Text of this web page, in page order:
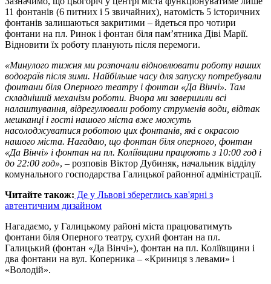
11 фонтанів (6 питних і 5 звичайних), натомість 5 історичних
фонтанів залишаються закритими – йдеться про чотири
фонтани на пл. Ринок і фонтан біля пам’ятника Діві Марії.
Відновити їх роботу планують після перемоги.
«Минулого тижня ми розпочали відновлювати роботу наших
водограїв після зими. Найбільше часу для запуску потребували
фонтани біля Оперного театру і фонтан «Да Вінчі». Там
складніший механізм роботи. Вчора ми завершили всі
налаштування, відрегулювали роботу струменів води, відтак
мешканці і гості нашого міста вже можуть
насолоджуватися роботою цих фонтанів, які є окрасою
нашого міста. Нагадаю, що фонтан біля оперного, фонтан
«Да Вінчі» і фонтан на пл. Коліївщини працюють з 10:00 год і
до 22:00 год», – розповів Віктор Дубиняк, начальник відділу
комунального господарства Галицької районної адміністрації.
Читайте також: Де у Львові збереглись кав'ярні з
автентичним дизайном
Нагадаємо, у Галицькому районі міста працюватимуть
фонтани біля Оперного театру, сухий фонтан на пл.
Галицький (фонтан «Да Вінчі»), фонтан на пл. Коліївщини і
два фонтани на вул. Коперника – «Криниця з левами» і
«Володій».